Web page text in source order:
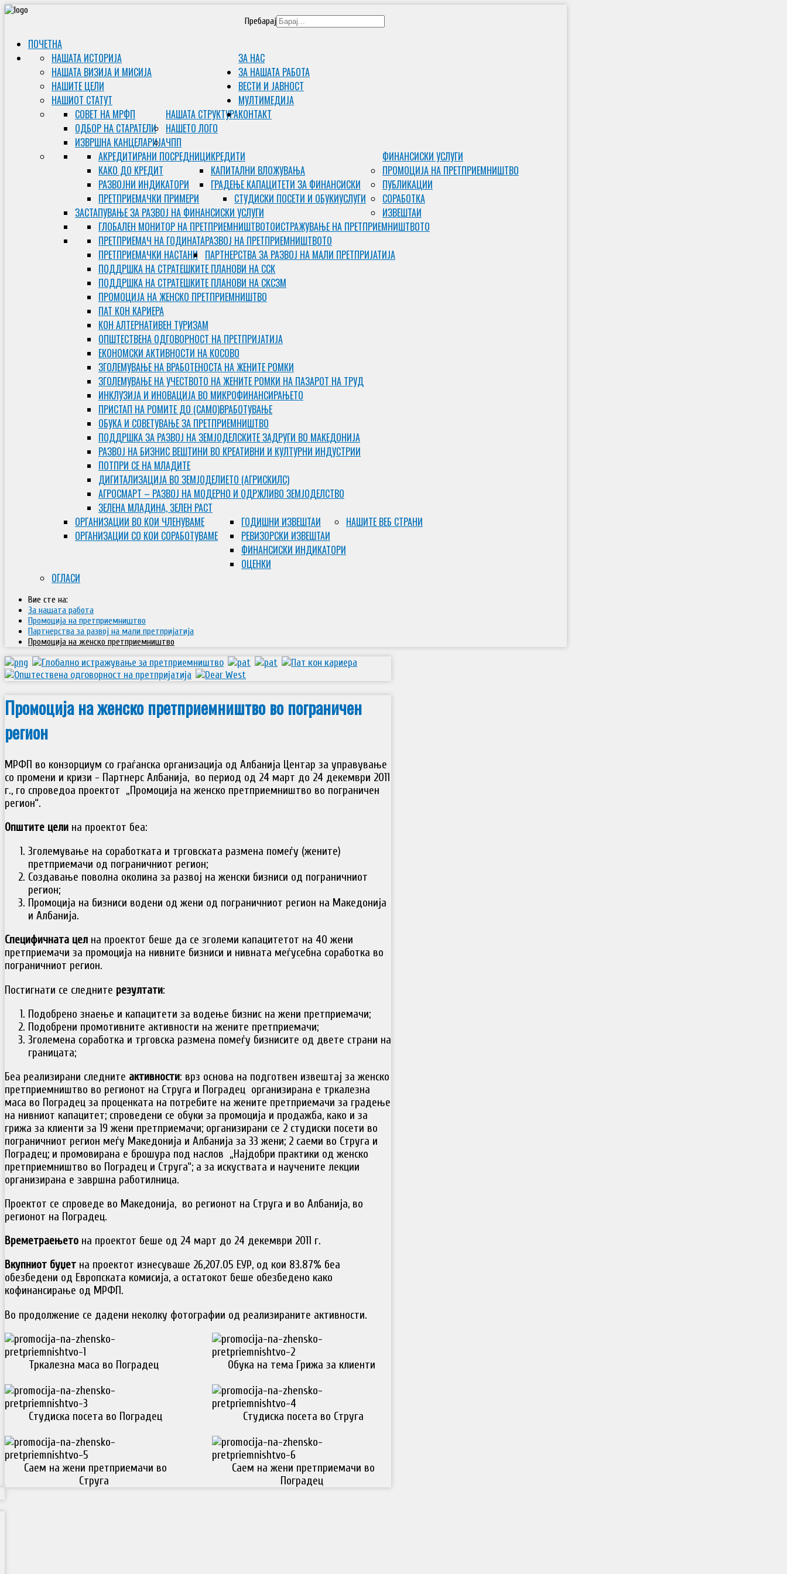
Пребарај
ПОЧЕТНА
ЗА НАС
НАШАТА ИСТОРИЈА
НАШАТА ВИЗИЈА И МИСИЈА
НАШИТЕ ЦЕЛИ
НАШИОТ СТАТУТ
НАШАТА СТРУКТУРА
СОВЕТ НА МРФП
ОДБОР НА СТАРАТЕЛИ
ИЗВРШНА КАНЦЕЛАРИЈА
НАШЕТО ЛОГО
ЧПП
ЗА НАШАТА РАБОТА
ФИНАНСИСКИ УСЛУГИ
КРЕДИТИ
АКРЕДИТИРАНИ ПОСРЕДНИЦИ
КАКО ДО КРЕДИТ
РАЗВОЈНИ ИНДИКАТОРИ
ПРЕТПРИЕМАЧКИ ПРИМЕРИ
КАПИТАЛНИ ВЛОЖУВАЊА
ГРАДЕЊЕ КАПАЦИТЕТИ ЗА ФИНАНСИСКИ
УСЛУГИ
СТУДИСКИ ПОСЕТИ И ОБУКИ
ЗАСТАПУВАЊЕ ЗА РАЗВОЈ НА ФИНАНСИСКИ УСЛУГИ
ПРОМОЦИЈА НА ПРЕТПРИЕМНИШТВО
ИСТРАЖУВАЊЕ НА ПРЕТПРИЕМНИШТВОТО
ГЛОБАЛЕН МОНИТОР НА ПРЕТПРИЕМНИШТВОТО
РАЗВОЈ НА ПРЕТПРИЕМНИШТВОТО
ПРЕТПРИЕМАЧ НА ГОДИНАТА
ПРЕТПРИЕМАЧКИ НАСТАНИ ПАРТНЕРСТВА ЗА РАЗВОЈ НА МАЛИ ПРЕТПРИЈАТИЈА
ПОДДРШКА НА СТРАТЕШКИТЕ ПЛАНОВИ НА ССК
ПОДДРШКА НА СТРАТЕШКИТЕ ПЛАНОВИ НА СКСЗМ
ПРОМОЦИЈА НА ЖЕНСКО ПРЕТПРИЕМНИШТВО
ПАТ КОН КАРИЕРА
КОН АЛТЕРНАТИВЕН ТУРИЗАМ
ОПШТЕСТВЕНА ОДГОВОРНОСТ НА ПРЕТПРИЈАТИЈА
ЕКОНОМСКИ АКТИВНОСТИ НА КОСОВО
ЗГОЛЕМУВАЊЕ НА ВРАБОТЕНОСТА НА ЖЕНИТЕ РОМКИ
ЗГОЛЕМУВАЊЕ НА УЧЕСТВОТО НА ЖЕНИТЕ РОМКИ НА ПАЗАРОТ НА ТРУД
ИНКЛУЗИЈА И ИНОВАЦИЈА ВО МИКРОФИНАНСИРАЊЕТО
ПРИСТАП НА РОМИТЕ ДО (САМО)ВРАБОТУВАЊЕ
ОБУКА И СОВЕТУВАЊЕ ЗА ПРЕТПРИЕМНИШТВО
ПОДДРШКА ЗА РАЗВОЈ НА ЗЕМЈОДЕЛСКИТЕ ЗАДРУГИ ВО МАКЕДОНИЈА
РАЗВОЈ НА БИЗНИС ВЕШТИНИ ВО КРЕАТИВНИ И КУЛТУРНИ ИНДУСТРИИ
ПОТПРИ СЕ НА МЛАДИТЕ
ДИГИТАЛИЗАЦИЈА ВО ЗЕМЈОДЕЛИЕТО (АГРИСКИЛС)
АГРОСМАРТ – РАЗВОЈ НА МОДЕРНО И ОДРЖЛИВО ЗЕМЈОДЕЛСТВО
ЗЕЛЕНА МЛАДИНА, ЗЕЛЕН РАСТ
ПУБЛИКАЦИИ
СОРАБОТКА
ОРГAНИЗАЦИИ ВО КОИ ЧЛЕНУВАМЕ
ОРГАНИЗАЦИИ СО КОИ СОРАБОТУВАМЕ
ИЗВЕШТАИ
ГОДИШНИ ИЗВЕШТАИ
РЕВИЗОРСКИ ИЗВЕШТАИ
ФИНАНСИСКИ ИНДИКАТОРИ
ОЦЕНКИ
НАШИТЕ ВЕБ СТРАНИ
ВЕСТИ И ЈАВНОСТ
ОГЛАСИ
МУЛТИМЕДИJА
КОНТАКТ
Вие сте на:
За нашата работа
Промоција на претприемништво
Партнерства за развој на мали претпријатија
Промоција на женско претприемништво
Промоција на женско претприемништво во пограничен
регион
МРФП во конзорциум со граѓанска организација од Албанија Центар за управување
со промени и кризи - Партнерс Албанија, во период од 24 март до 24 декември 2011
г., го спроведоа проектот „Промоција на женско претприемништво во пограничен
регион“.
Општите цели на проектот беа:
Зголемување на соработката и трговската размена помеѓу (жените)
претприемачи од пограничниот регион;
Создавање поволна околина за развој на женски бизниси од пограничниот
регион;
Промоција на бизниси водени од жени од пограничниот регион на Македонија
и Албанија.
Специфичната цел на проектот беше да се зголеми капацитетот на 40 жени
претприемачи за промоција на нивните бизниси и нивната меѓусебна соработка во
пограничниот регион.
Постигнати се следните резултати:
Подобрено знаење и капацитети за водење бизнис на жени претприемачи;
Подобрени промотивните активности на жените претприемачи;
Зголемена соработка и трговска размена помеѓу бизнисите од двете страни на
границата;
Беа реализирани следните активности: врз основа на подготвен извештај за женско
претприемништво во регионот на Струга и Поградец организирана е тркалезна
маса во Поградец за проценката на потребите на жените претприемачи за градење
на нивниот капацитет; спроведени се обуки за промоција и продажба, како и за
грижа за клиенти за 19 жени претприемачи; организирани се 2 студиски посети во
пограничниот регион меѓу Македонија и Албанија за 33 жени; 2 саеми во Струга и
Поградец; и промовирана е брошура под наслов „Најдобри практики од женско
претприемништво во Поградец и Струга“; а за искуствата и научените лекции
организирана е завршна работилница.
Проектот се спроведе во Македонија, во регионот на Струга и во Албанија, во
регионот на Поградец.
Времетраењето на проектот беше од 24 март до 24 декември 2011 г.
Вкупниот буџет на проектот изнесуваше 26,207.05 ЕУР, од кои 83.87% беа
обезбедени од Европската комисија, а остатокот беше обезбедено како
кофинансирање од МРФП.
Во продолжение се дадени неколку фотографии од реализираните активности.
Тркалезна маса во Поградец Обука на тема Грижа за клиенти
Студиска посета во Поградец Студиска посета во Струга
Саем на жени претприемачи во
Струга
Саем на жени претприемачи во
Поградец